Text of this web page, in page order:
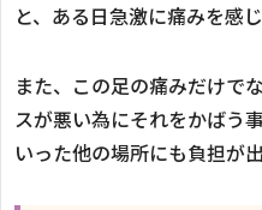
と、ある日急激に痛みを感
また、この足の痛みだけで
スが悪い為にそれをかばう
いった他の場所にも負担が出